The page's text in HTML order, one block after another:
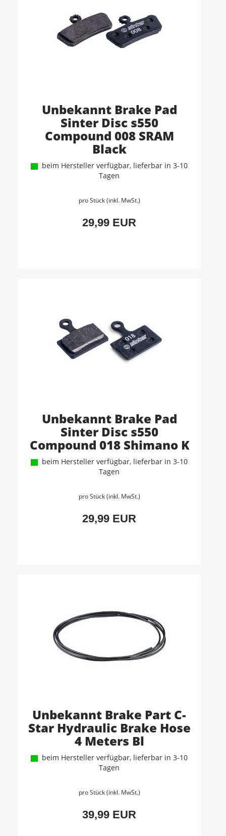
Unbekannt Brake Pad
Sinter Disc s550
Compound 008 SRAM
Black
beim Hersteller verfügbar, lieferbar in 3-10
Tagen
pro Stück (inkl. MwSt.)
29,99 EUR
Unbekannt Brake Pad
Sinter Disc s550
Compound 018 Shimano K
beim Hersteller verfügbar, lieferbar in 3-10
Tagen
pro Stück (inkl. MwSt.)
29,99 EUR
Unbekannt Brake Part C-
Star Hydraulic Brake Hose
4 Meters Bl
beim Hersteller verfügbar, lieferbar in 3-10
Tagen
pro Stück (inkl. MwSt.)
39,99 EUR